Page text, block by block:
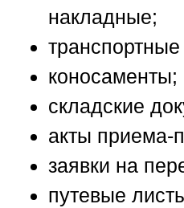
накладные;
коносаменты;
складские
акты приема-
заявки на
путевые